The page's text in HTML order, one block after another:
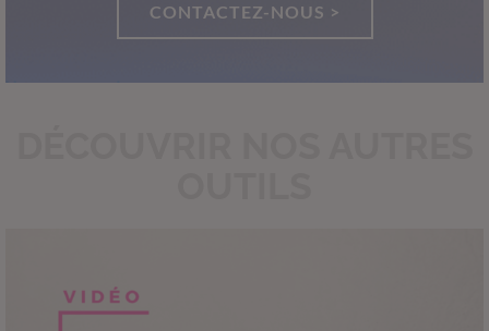
CONTACTEZ-NOUS >